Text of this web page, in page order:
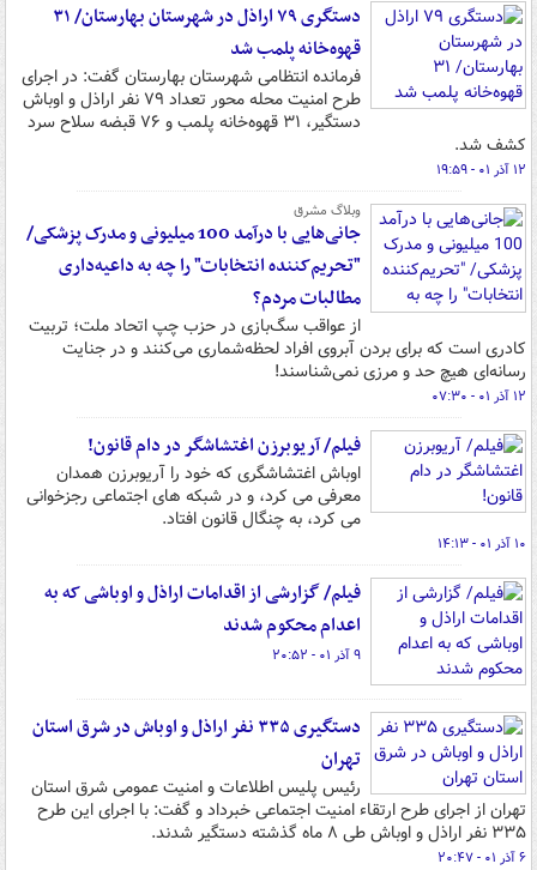
دستگری ۷۹ اراذل در شهرستان بهارستان/ ۳۱
قهوه‌خانه پلمب شد
فرمانده انتظامی شهرستان بهارستان گفت: در اجرای
طرح امنیت محله محور تعداد ۷۹ نفر اراذل و اوباش
دستگیر، ۳۱ قهوه‌خانه پلمب و ۷۶ قبضه سلاح سرد
کشف شد.
۱۲ آذر ۰۱ - ۱۹:۵۹
وبلاگ مشرق
جانی‌هایی با درآمد 100 میلیونی و مدرک پزشکی/
"تحریم‌کننده انتخابات" را چه به داعیه‌داری
مطالبات مردم؟
از عواقب سگ‌بازی در حزب چپ اتحاد ملت؛ تربیت
کادری است که برای بردن آبروی افراد لحظه‌شماری می‌کنند و در جنایت
رسانه‌ای هیچ حد و مرزی نمی‌شناسند!
۱۲ آذر ۰۱ - ۰۷:۳۰
فیلم/ آریوبرزن اغتشاشگر در دام قانون!
اوباش اغتشاشگری که خود را آریوبرزن همدان
معرفی می کرد، و در شبکه های اجتماعی رجزخوانی
می کرد، به چنگال قانون افتاد.
۱۰ آذر ۰۱ - ۱۴:۱۳
فیلم/ گزارشی از اقدامات اراذل و اوباشی که به
اعدام محکوم شدند
۹ آذر ۰۱ - ۲۰:۵۲
دستگیری ۳۳۵ نفر اراذل و اوباش در شرق استان
تهران
رئیس پلیس اطلاعات و امنیت عمومی شرق استان
تهران از اجرای طرح ارتقاء امنیت اجتماعی خبرداد و گفت: با اجرای این طرح
۳۳۵ نفر اراذل و اوباش طی ۸ ماه گذشته دستگیر شدند.
۶ آذر ۰۱ - ۲۰:۴۷